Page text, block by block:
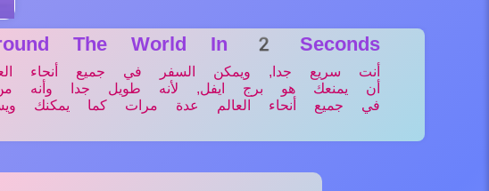
The World In 2 Seconds
أن يمنعك هو برج ايفل, لأنه طويل جدا وأنه
في جميع أنحاء العالم عدة مرات كما يمكنك